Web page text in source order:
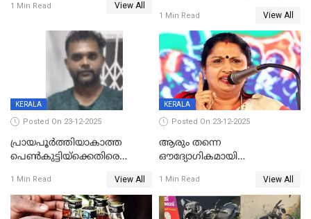
രൂക്ഷം
1 Min Read View All
ഗുരുതരാവസ്ഥയിൽ
1 Min Read View All
KERALA
Posted On 23-12-2025
പ്രായപൂർത്തിയാകാത്ത
പെൺകുട്ടിയ്ക്കെതിരെ
59 വർഷം തടവും 90,൦൦൦ രൂപ
പിഴയും ശിക്ഷ
1 Min Read View All
KERALA
Posted On 23-12-2025
ആരും തന്നെ
ഔദ്യോഗികമായി
കണ്ടെത്താൻ ഇന്ന് കോർ
കമ്മിറ്റി കൂടിയില്ല';
അതൃപ്തിയുമായി ദീപ്തി മേരി
1 Min Read View All